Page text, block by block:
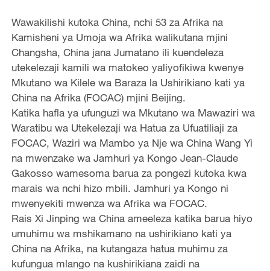
Wawakilishi kutoka China, nchi 53 za Afrika na
Kamisheni ya Umoja wa Afrika walikutana mjini
Changsha, China jana Jumatano ili kuendeleza
utekelezaji kamili wa matokeo yaliyofikiwa kwenye
Mkutano wa Kilele wa Baraza la Ushirikiano kati ya
China na Afrika (FOCAC) mjini Beijing.
Katika hafla ya ufunguzi wa Mkutano wa Mawaziri wa
Waratibu wa Utekelezaji wa Hatua za Ufuatiliaji za
FOCAC, Waziri wa Mambo ya Nje wa China Wang Yi
na mwenzake wa Jamhuri ya Kongo Jean-Claude
Gakosso wamesoma barua za pongezi kutoka kwa
marais wa nchi hizo mbili. Jamhuri ya Kongo ni
mwenyekiti mwenza wa Afrika wa FOCAC.
Rais Xi Jinping wa China ameeleza katika barua hiyo
umuhimu wa mshikamano na ushirikiano kati ya
China na Afrika, na kutangaza hatua muhimu za
kufungua mlango na kushirikiana zaidi na